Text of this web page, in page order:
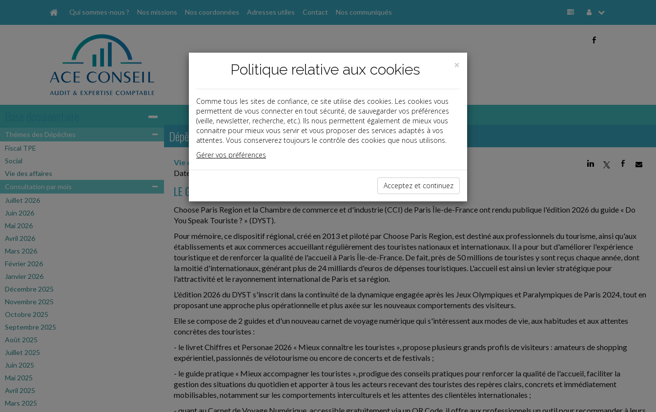
Qui sommes-nous ? Nos missions Nos coordonnées Adresses utiles Contact Nos communiqués
b
Thémes des Dépêches
Fiscal TPE
Social
Vie des affaires
Consultation par mois
Juillet 2026
Juin 2026
Mai 2026
Avril 2026
Mars 2026
Février 2026
Janvier 2026
Décembre 2025
Novembre 2025
Octobre 2025
Septembre 2025
Août 2025
Juillet 2025
Juin 2025
Mai 2025
Avril 2025
Mars 2025
Dépêches
j a b
Vie des affaires
Date: 2026-07-03
LE GUIDE 2026 « DO YOU SPEAK TOURISTE ?" EST PARU
Choose Paris Region et la Chambre de commerce et d'industrie (CCI) de Paris Île-de-France ont rendu publique l'édition 2026 du guide « Do
You Speak Touriste ? » (DYST).
Pour mémoire, ce dispositif régional, créé en 2013 et piloté par Choose Paris Region, est destiné aux professionnels du tourisme, ainsi qu'aux
établissements et aux commerces accueillant régulièrement des touristes nationaux et internationaux. Il a pour but d'améliorer l'expérience
touristique et de renforcer la qualité de l'accueil à Paris Île-de-France. De fait, près de 50 millions de touristes y sont reçus chaque année, dont
la moitié d'internationaux, générant plus de 24 milliards d'euros de dépenses touristiques. L'accueil est ainsi un levier stratégique pour
l'attractivité et le rayonnement international de Paris et sa région.
L'édition 2026 du DYST s'inscrit dans la continuité de la dynamique engagée après les Jeux Olympiques et Paralympiques de Paris 2024, tout en
proposant une approche plus opérationnelle et plus axée sur les nouveaux comportements des visiteurs.
Elle se compose de 2 guides et d'un nouveau carnet de voyage numérique qui s'intéressent aux modes de vie, aux habitudes et aux attentes
concrètes des touristes :
- le livret Chiffres et Personae 2026 « Mieux connaître les touristes », propose plusieurs grands profils de visiteurs : amateurs de shopping
expérientiel, passionnés de vélotourisme ou encore de concerts et de festivals ;
- le guide pratique « Mieux accompagner les touristes », prodigue des conseils pratiques pour renforcer la qualité de l'accueil, faciliter la
gestion des situations du quotidien et apporter à tous les acteurs recevant des touristes des repères clairs, concrets et immédiatement
mobilisables, notamment sur les comportements interculturels et les attentes des clientèles internationales ;
×
Politique relative aux cookies
Comme tous les sites de confiance, ce site utilise des cookies. Les cookies vous
permettent de vous connecter en tout sécurité, de sauvegarder vos préférences
(veille, newsletter, recherche, etc.). Ils nous permettent également de mieux vous
connaitre pour mieux vous servir et vous proposer des services adaptés à vos
attentes. Vous conserverez toujours le contrôle des cookies que nous utilisons.
Gérer vos préférences
Acceptez et continuez